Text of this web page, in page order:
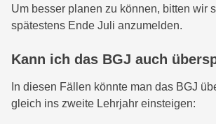
Um besser planen zu können, bitten wir
spätestens Ende Juli anzumelden.
Kann ich das BGJ auch
In diesen Fällen könnte man das BGJ
gleich ins zweite Lehrjahr einsteigen: